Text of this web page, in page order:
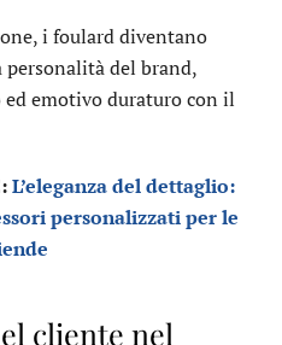
i foulard diventano
personalità del brand,
emotivo duraturo con il
L’eleganza del dettaglio:
personalizzati per le
cliente nel